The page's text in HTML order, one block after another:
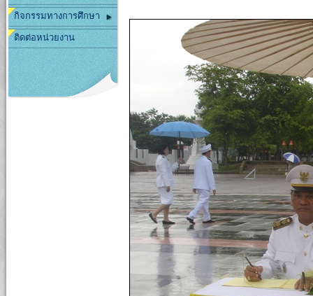
กิจกรรมทางการศึกษา
ติดต่อหน่วยงาน